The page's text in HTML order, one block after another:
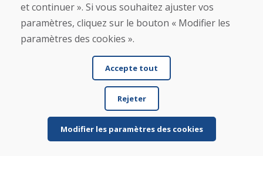
Blog
À propos de nous
Boutique
Contact
Achat
Boutique en ligne
Conditions générales de vente (CGV)
Expédition et paiement
Procédure de réclamation
et continuer ». Si vous souhaitez ajuster vos
paramètres, cliquez sur le bouton « Modifier les
paramètres des cookies ».
Accepte tout
Rejeter
Modifier les paramètres des cookies